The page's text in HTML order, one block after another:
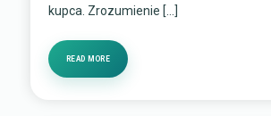
kupca. Zrozumienie […]
READ MORE